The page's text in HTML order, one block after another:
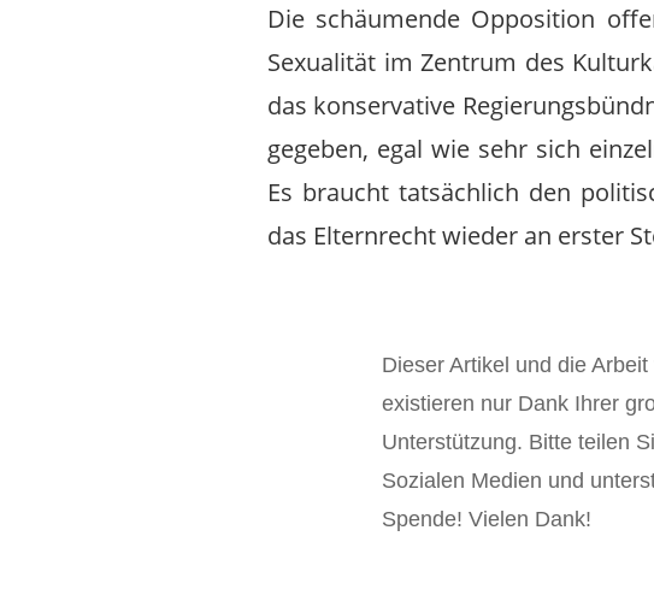
Die schäumende Opposition
Sexualität im Zentrum des
das konservative
gegeben, egal wie sehr sich
Es braucht tatsächlich den
das Elternrecht wieder an erster
Dieser Artikel und die
existieren nur Dank Ihrer
Unterstützung. Bitte teilen
Sozialen Medien und
Spende! Vielen Dank!